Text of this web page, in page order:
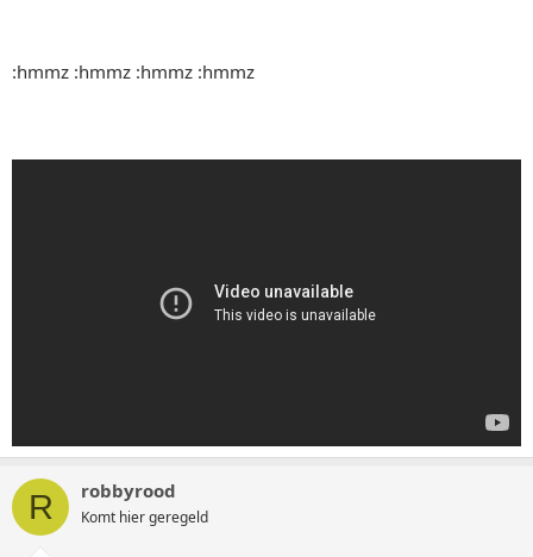
:hmmz :hmmz :hmmz :hmmz
R robbyrood
Komt hier geregeld